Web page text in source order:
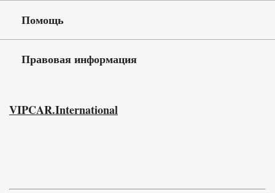
Помощь
Правовая информация
VIPCAR.International